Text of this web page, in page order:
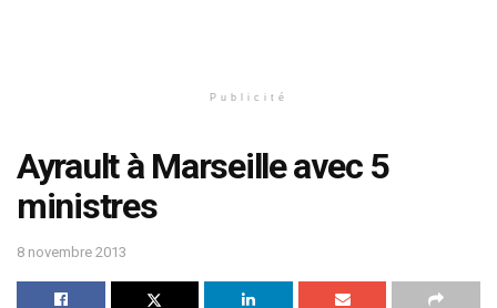
Publicité
Ayrault à Marseille avec 5
ministres
8 novembre 2013